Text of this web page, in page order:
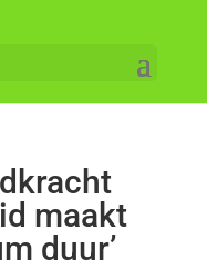
maakt
duur’